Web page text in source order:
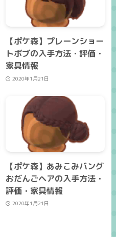
【ポケ森】プレーンショー
トボブの入手方法・評価・
家具情報
2020年1月21日
【ポケ森】あみこみバング
おだんごヘアの入手方法・
評価・家具情報
2020年1月21日